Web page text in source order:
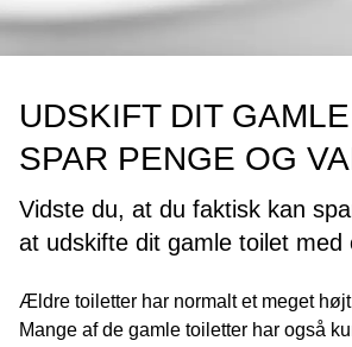
UDSKIFT DIT
SPAR PENGE OG
Vidste du, at du faktisk kan
at udskifte dit gamle toilet med
Ældre toiletter har normalt et meget
Mange af de gamle toiletter har også